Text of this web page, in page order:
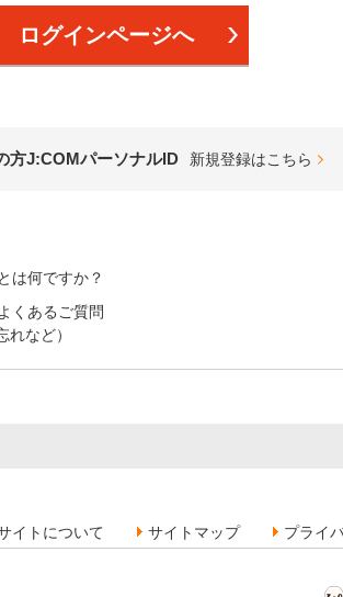
ログインページへ
方J:COMパーソナルID 新規登録はこちら
は何ですか？
くあるご質問
れなど）
イトについて サイトマップ プライ